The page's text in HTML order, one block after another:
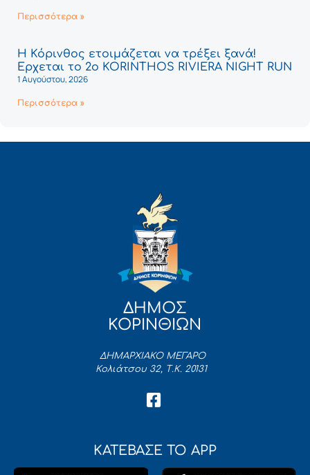
Περισσότερα »
Η Κόρινθος ετοιμάζεται να τρέξει ξανά!
Έρχεται το 2ο KORINTHOS RIVIERA NIGHT RUN
1 Αυγούστου, 2026
Περισσότερα »
ΔΗΜΟΣ
ΚΟΡΙΝΘΙΩΝ
ΔΗΜΑΡΧΙΑΚΟ ΜΕΓΑΡΟ
Κολιάτσου 32, Τ.Κ. 20131
ΚΑΤΕΒΑΣΕ ΤΟ APP